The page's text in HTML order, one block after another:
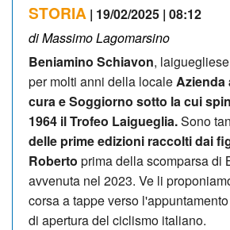
STORIA | 19/02/2025 | 08:12
di Massimo Lagomarsino
Beniamino Schiavon,
per molti anni della localeAzienda
cura e Soggiorno sotto la cui
1964 il Trofeo Laigueglia.Sono
delle prime edizioni raccolti dai
Roberto prima della scomparsa di
avvenuta nel 2023. Ve li
corsa a tappe verso
di apertura del ciclismo italiano.